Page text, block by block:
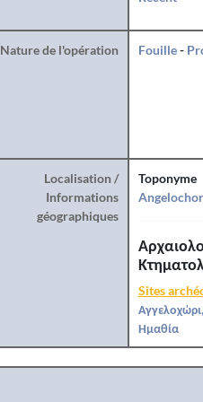
Nature de l'opération Fouille-
Localisation /
Informations
géographiques
Toponyme
Sites
Ημαθία